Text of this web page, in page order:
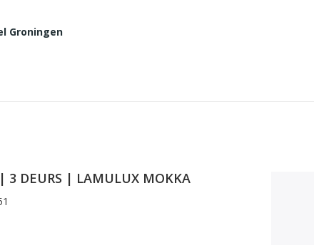
Groningen
| 3 DEURS | LAMULUX MOKKA